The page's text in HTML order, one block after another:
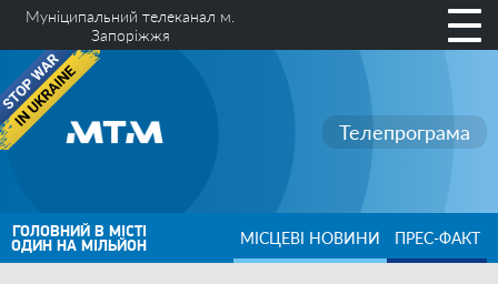
Муніципальний телеканал м.
Запоріжжя
Телепрограма
ГОЛОВНИЙ В МІСТІ
ОДИН НА МІЛЬЙОН МІСЦЕВІ НОВИНИ ПРЕС-ФАКТ